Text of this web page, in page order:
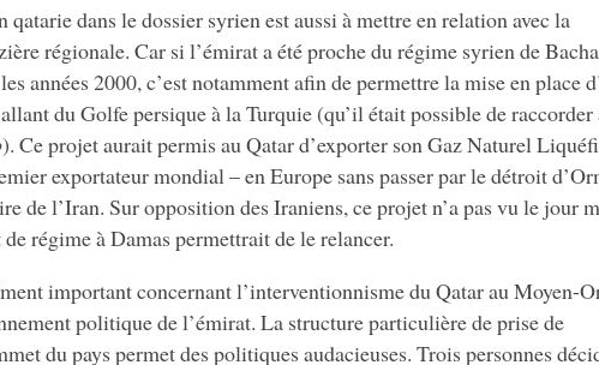
qatarie dans le dossier syrien est aussi à mettre en relation avec la
régionale. Car si l’émirat a été proche du régime syrien de
années 2000, c’est notamment afin de permettre la mise en place
du Golfe persique à la Turquie (qu’il était possible de raccorder
). Ce projet aurait permis au Qatar d’exporter son Gaz Naturel
exportateur mondial – en Europe sans passer par le détroit
de l’Iran. Sur opposition des Iraniens, ce projet n’a pas vu le jour
régime à Damas permettrait de le relancer.
important concernant l’interventionnisme du Qatar au Moyen-
politique de l’émirat. La structure particulière de prise de
du pays permet des politiques audacieuses. Trois personnes